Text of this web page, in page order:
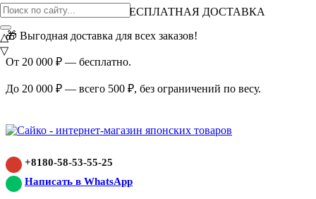
ВНИМАНИЕ АКЦИЯ!
БЕСПЛАТНАЯ ДОСТАВКА
🎁 Выгодная доставка для всех заказов!
От 20 000 ₽ — бесплатно.
До 20 000 ₽ — всего 500 ₽, без ограничений по весу.
+8180-58-53-55-25
Написать в WhatsApp
△
▽